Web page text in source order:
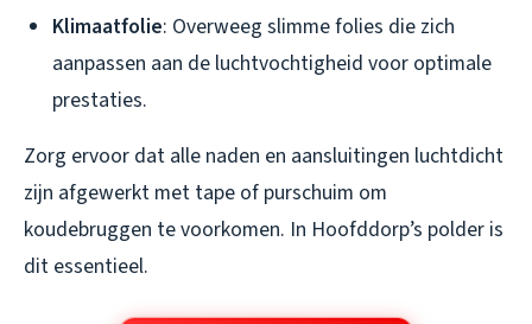
Klimaatfolie: Overweeg slimme folies die zich
aanpassen aan de luchtvochtigheid voor optimale
prestaties.
Zorg ervoor dat alle naden en aansluitingen luchtdicht
zijn afgewerkt met tape of purschuim om
koudebruggen te voorkomen. In Hoofddorp’s polder is
dit essentieel.